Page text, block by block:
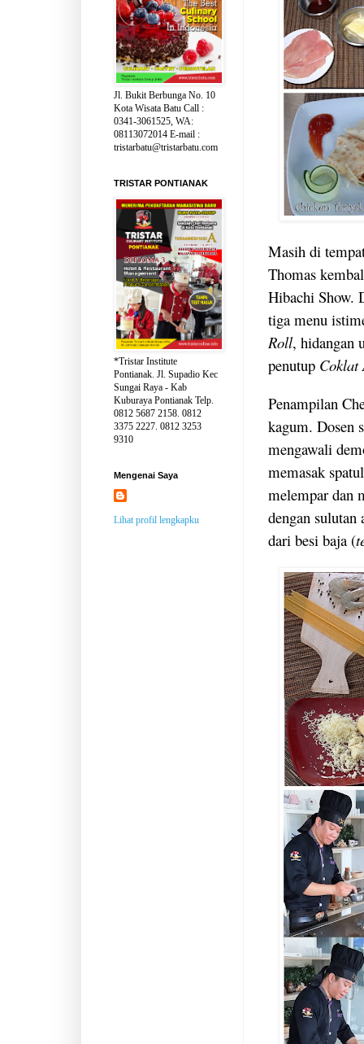
Masih di
Thomas
Hibachi Show.
tiga menu
Roll, hidangan
penutup Coklat
Penampilan
kagum. Dosen
mengawali
memasak
melempar dan
dengan sulutan
dari besi baja (
Jl. Bukit Berbunga No. 10
Kota Wisata Batu Call :
0341-3061525, WA:
08113072014 E-mail :
tristarbatu@tristarbatu.com
TRISTAR PONTIANAK
*Tristar Institute
Pontianak. Jl. Supadio Kec
Sungai Raya - Kab
Kuburaya Pontianak Telp.
0812 5687 2158. 0812
3375 2227. 0812 3253
9310
Mengenai Saya
Lihat profil lengkapku